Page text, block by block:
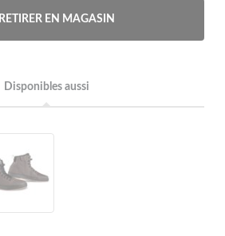
RETIRER EN MAGASIN
Disponibles aussi